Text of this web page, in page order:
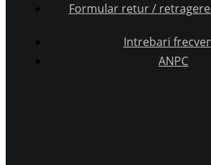
Formular retur /
Intrebari
ANPC